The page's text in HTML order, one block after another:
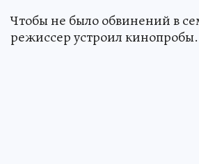
Чтобы не было обвинений в
режиссер устроил кинопробы.